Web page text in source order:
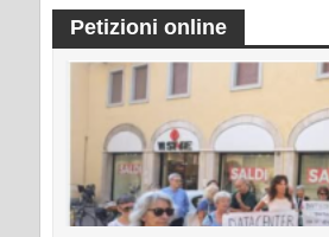
Petizioni online